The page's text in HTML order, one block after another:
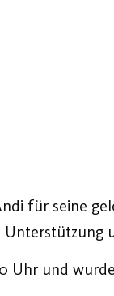
für seine
Uhr und